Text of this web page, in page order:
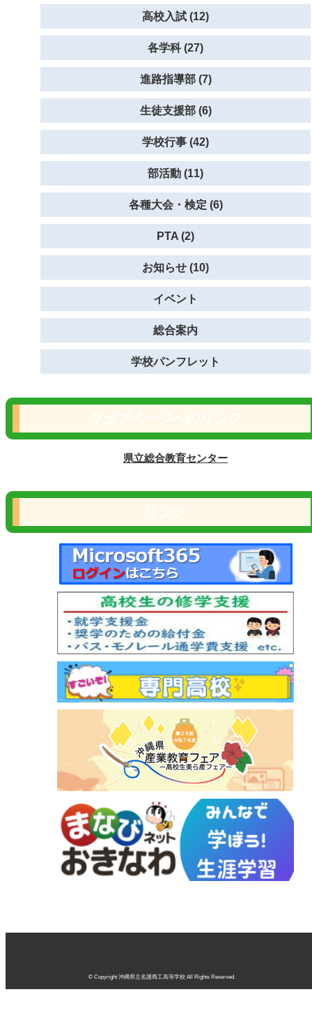
高校入試 (12)
各学科 (27)
進路指導部 (7)
生徒支援部 (6)
学校行事 (42)
部活動 (11)
各種大会・検定 (6)
PTA (2)
お知らせ (10)
イベント
総合案内
学校パンフレット
県立総合教育センター
© Copyright 沖縄県立名護商工高等学校 All Rights Reserved.